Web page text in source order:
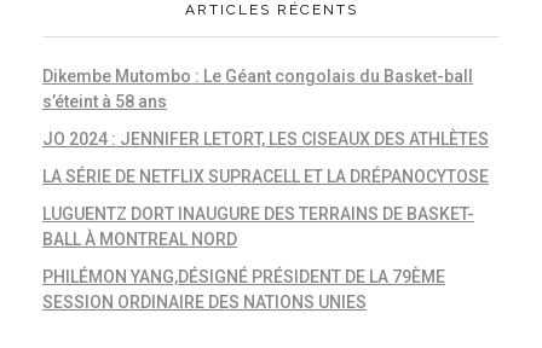
ARTICLES RÉCENTS
Dikembe Mutombo : Le Géant congolais du Basket-ball
s’éteint à 58 ans
JO 2024 : JENNIFER LETORT, LES CISEAUX DES ATHLÈTES
LA SÉRIE DE NETFLIX SUPRACELL ET LA DRÉPANOCYTOSE
LUGUENTZ DORT INAUGURE DES TERRAINS DE BASKET-
BALL À MONTREAL NORD
PHILÉMON YANG,DÉSIGNÉ PRÉSIDENT DE LA 79ÈME
SESSION ORDINAIRE DES NATIONS UNIES